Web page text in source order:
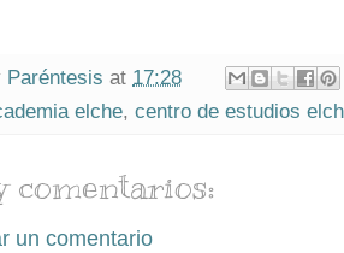
Paréntesis at 17:28
elche, centro de estudios
comentarios:
un comentario